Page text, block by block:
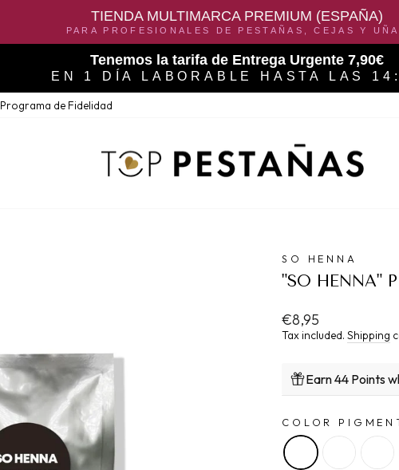
TIENDA MULTIMARCA PREMIUM (ESPAÑA)
PARA PROFESIONALES DE PESTAÑAS, CEJAS Y
Con cada pedido ganas en puntos de recompensa
PARA TUS PROXIMAS COMPRAS
Programa de Fidelidad
SO HENNA
"SO HENNA"
Regular
price
€8,95
Tax included. Shipping
Earn 44 Points
COLOR